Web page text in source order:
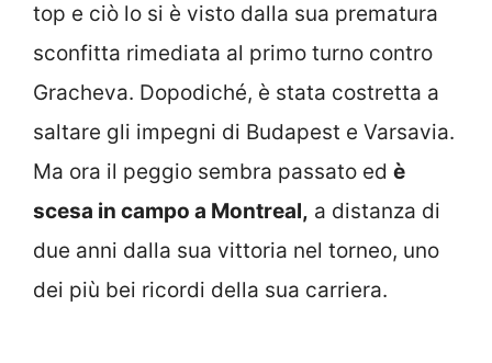
top e ciò lo si è visto dalla sua prematura
sconfitta rimediata al primo turno contro
Gracheva. Dopodiché, è stata costretta a
saltare gli impegni di Budapest e Varsavia.
Ma ora il peggio sembra passato ed è
scesa in campo a Montreal, a distanza di
due anni dalla sua vittoria nel torneo, uno
dei più bei ricordi della sua carriera.